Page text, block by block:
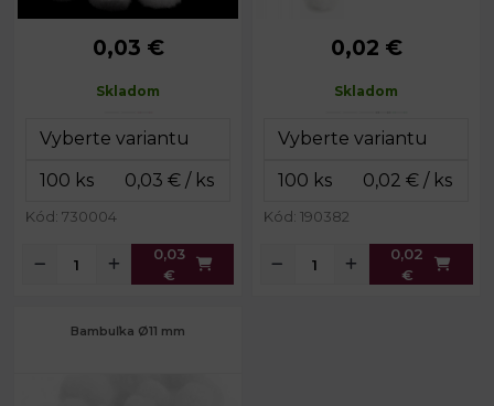
Priemer: 20 - 25 mm
0,03 €
Skladom
Kód: 730004
0,03
€
Priemer: 20 mm
0,02 €
Skladom
Kód: 190382
0,02
€
Bambuľka Ø11 mm